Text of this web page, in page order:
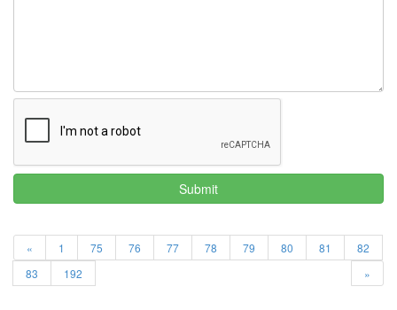
Submit
« 1 75 76 77 78 79 80 81
82
83
192 »
Tip
&
security
Scuba
0
제
품